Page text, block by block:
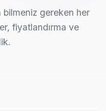
bilmeniz gereken her
fiyatlandırma ve